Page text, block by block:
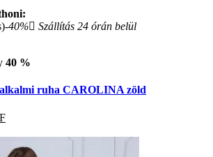
-40%
Szállítás 24 órán belül
40 %
ruha CAROLINA zöld